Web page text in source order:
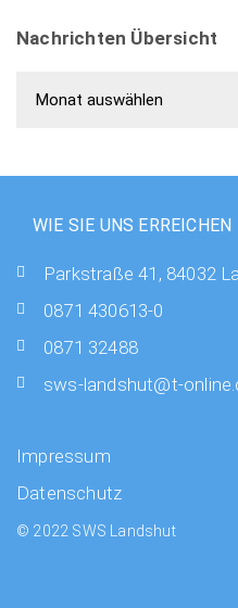
Nachrichten Übersicht
WIE SIE UNS ERREICHEN
Parkstraße 41, 84032
0871 430613-0
0871 32488
sws-landshut@t-
Impressum
Datenschutz
© 2022 SWS Landshut